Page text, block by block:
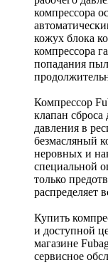
компрессора
кожух блока
компрессора
попадания
Компрессор
клапан
давления в
безмасляный
неровных и
специальной
только
распределяет
Купить
и доступной
магазине
сервисное